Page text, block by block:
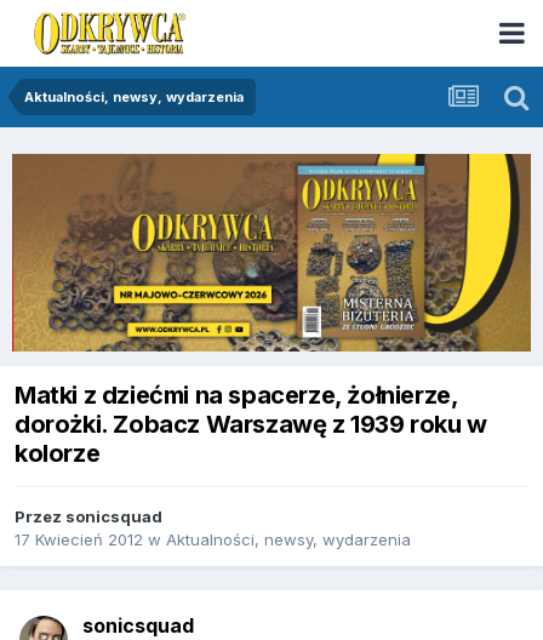
Aktualności, newsy, wydarzenia
Matki z dziećmi na spacerze, żołnierze,
dorożki. Zobacz Warszawę z 1939 roku w
kolorze
Przez sonicsquad
17 Kwiecień 2012 w Aktualności, newsy, wydarzenia
sonicsquad